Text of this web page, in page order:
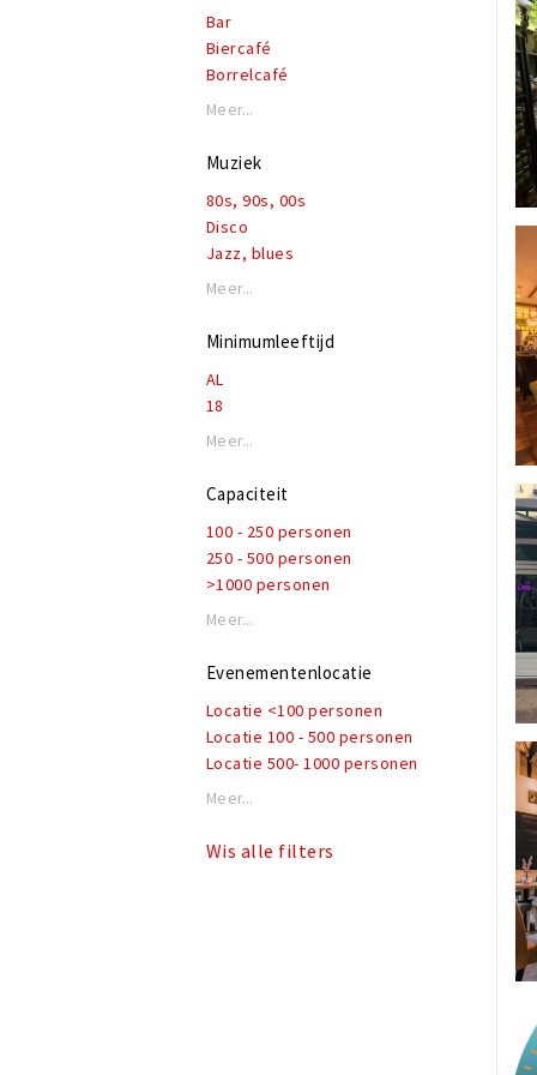
Bar
Biercafé
Borrelcafé
Bruincafé
Evenementenlocatie
Lounge
Podium
Meer...
Muziek
80s, 90s, 00s
Disco
Jazz, blues
Latin
Lounge
Rock, alternatief
Nederlandstalig
Soul
Irish
Meer...
Minimumleeftijd
AL
18
Meer...
Capaciteit
100 - 250 personen
250 - 500 personen
>1000 personen
Meer...
Evenementenlocatie
Locatie <100 personen
Locatie 100 - 500 personen
Locatie 500- 1000 personen
Meer...
Wis alle filters